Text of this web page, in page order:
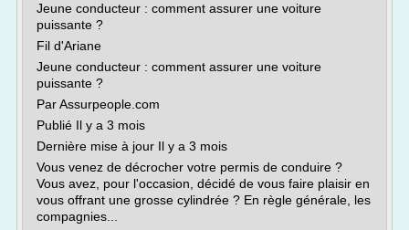
Jeune conducteur : comment assurer une voiture
puissante ?
Fil d'Ariane
Jeune conducteur : comment assurer une voiture
puissante ?
Par Assurpeople.com
Publié Il y a 3 mois
Dernière mise à jour Il y a 3 mois
Vous venez de décrocher votre permis de conduire ?
Vous avez, pour l'occasion, décidé de vous faire plaisir en
vous offrant une grosse cylindrée ? En règle générale, les
compagnies...